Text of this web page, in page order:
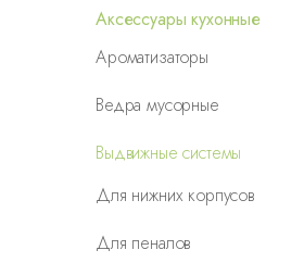
Аксессуары кухонные
Ароматизаторы
Ведра мусорные
Выдвижные системы
Для нижних корпусов
Для пеналов